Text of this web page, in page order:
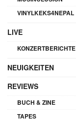
VINYLKEKS4NEPAL
LIVE
KONZERTBERICHTE
NEUIGKEITEN
REVIEWS
BUCH & ZINE
TAPES